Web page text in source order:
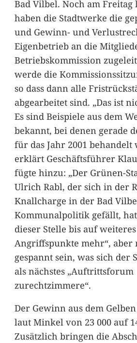
Bad Vilbel. Noch am Freitag
haben die Stadtwerke die
und Gewinn- und
Eigenbetrieb an die
Betriebskommission
werde die
so dass dann alle
abgearbeitet sind. „Das ist
Es sind Beispiele aus dem
bekannt, bei denen gerade
für das Jahr 2001 behandelt
erklärt Geschäftsführer
fügte hinzu: „Der Grünen-
Ulrich Rabl, der sich in der
Knallcharge in der Bad
Kommunalpolitik gefällt,
dieser Stelle bis auf
Angriffspunkte mehr“, aber
gespannt sein, was sich der
als nächstes „Auftrittsforum
zurechtzimmere“.
Der Gewinn aus dem
laut Minkel von 23 000 auf
Zusätzlich bringen die